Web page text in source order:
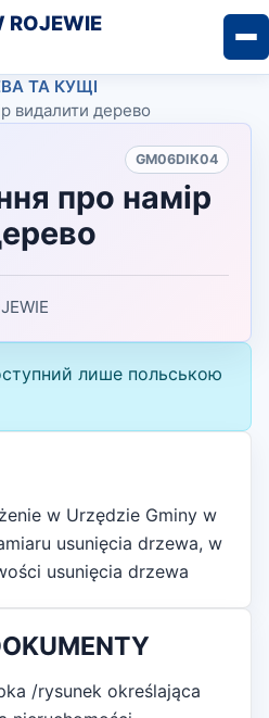
ROJEWIE
ТА КУЩІ
видалити дерево
GM06DIK04
про намір
лише польською
w Urzędzie Gminy w
usunięcia drzewa, w
usunięcia drzewa
/rysunek określająca